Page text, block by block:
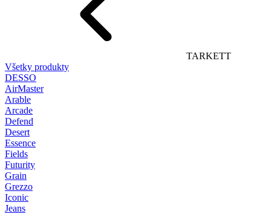
TARKETT
Všetky produkty
DESSO
AirMaster
Arable
Arcade
Defend
Desert
Essence
Fields
Futurity
Grain
Grezzo
Iconic
Jeans